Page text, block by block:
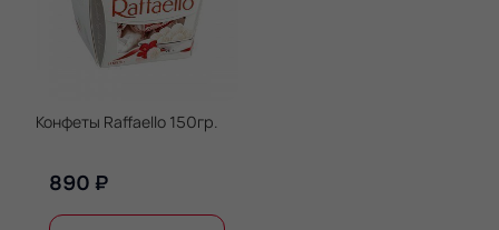
Конфеты Raffaello 150гр.
890 ₽